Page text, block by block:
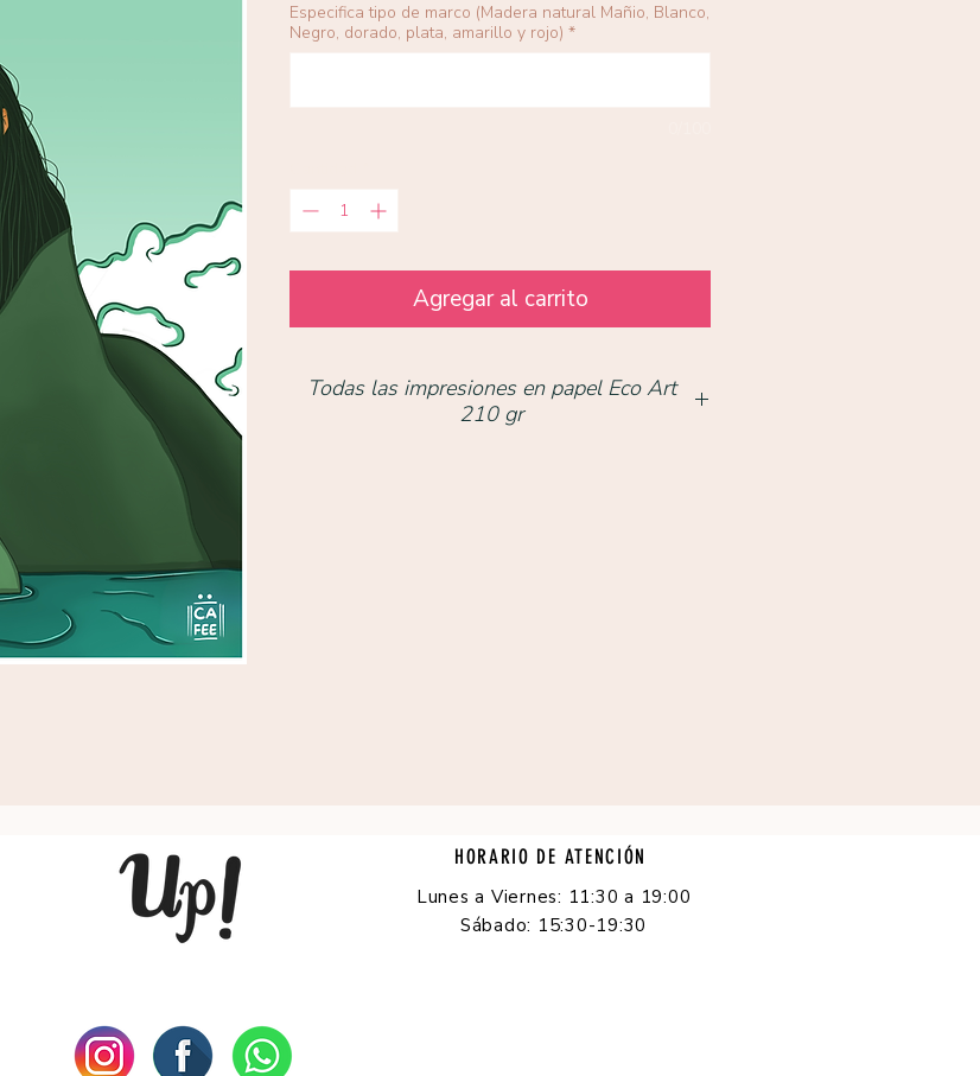
Especifica tipo de marco (Madera natural Mañio, Blanco,
Negro, dorado, plata, amarillo y rojo) *
Agregar al carrito
Todas las impresiones en papel Eco Art
210 gr
HORARIO DE ATENCIÓN
Lunes a Viernes: 11:30 a 19:00
Sábado: 15:30-19:30